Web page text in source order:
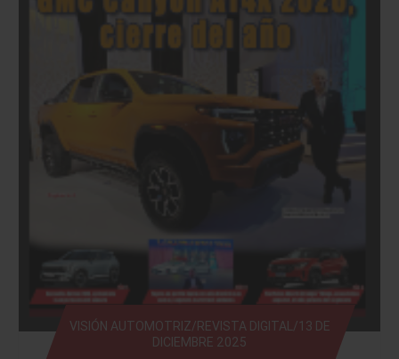
VISIÓN AUTOMOTRIZ/REVISTA DIGITAL/13 DE
DICIEMBRE 2025